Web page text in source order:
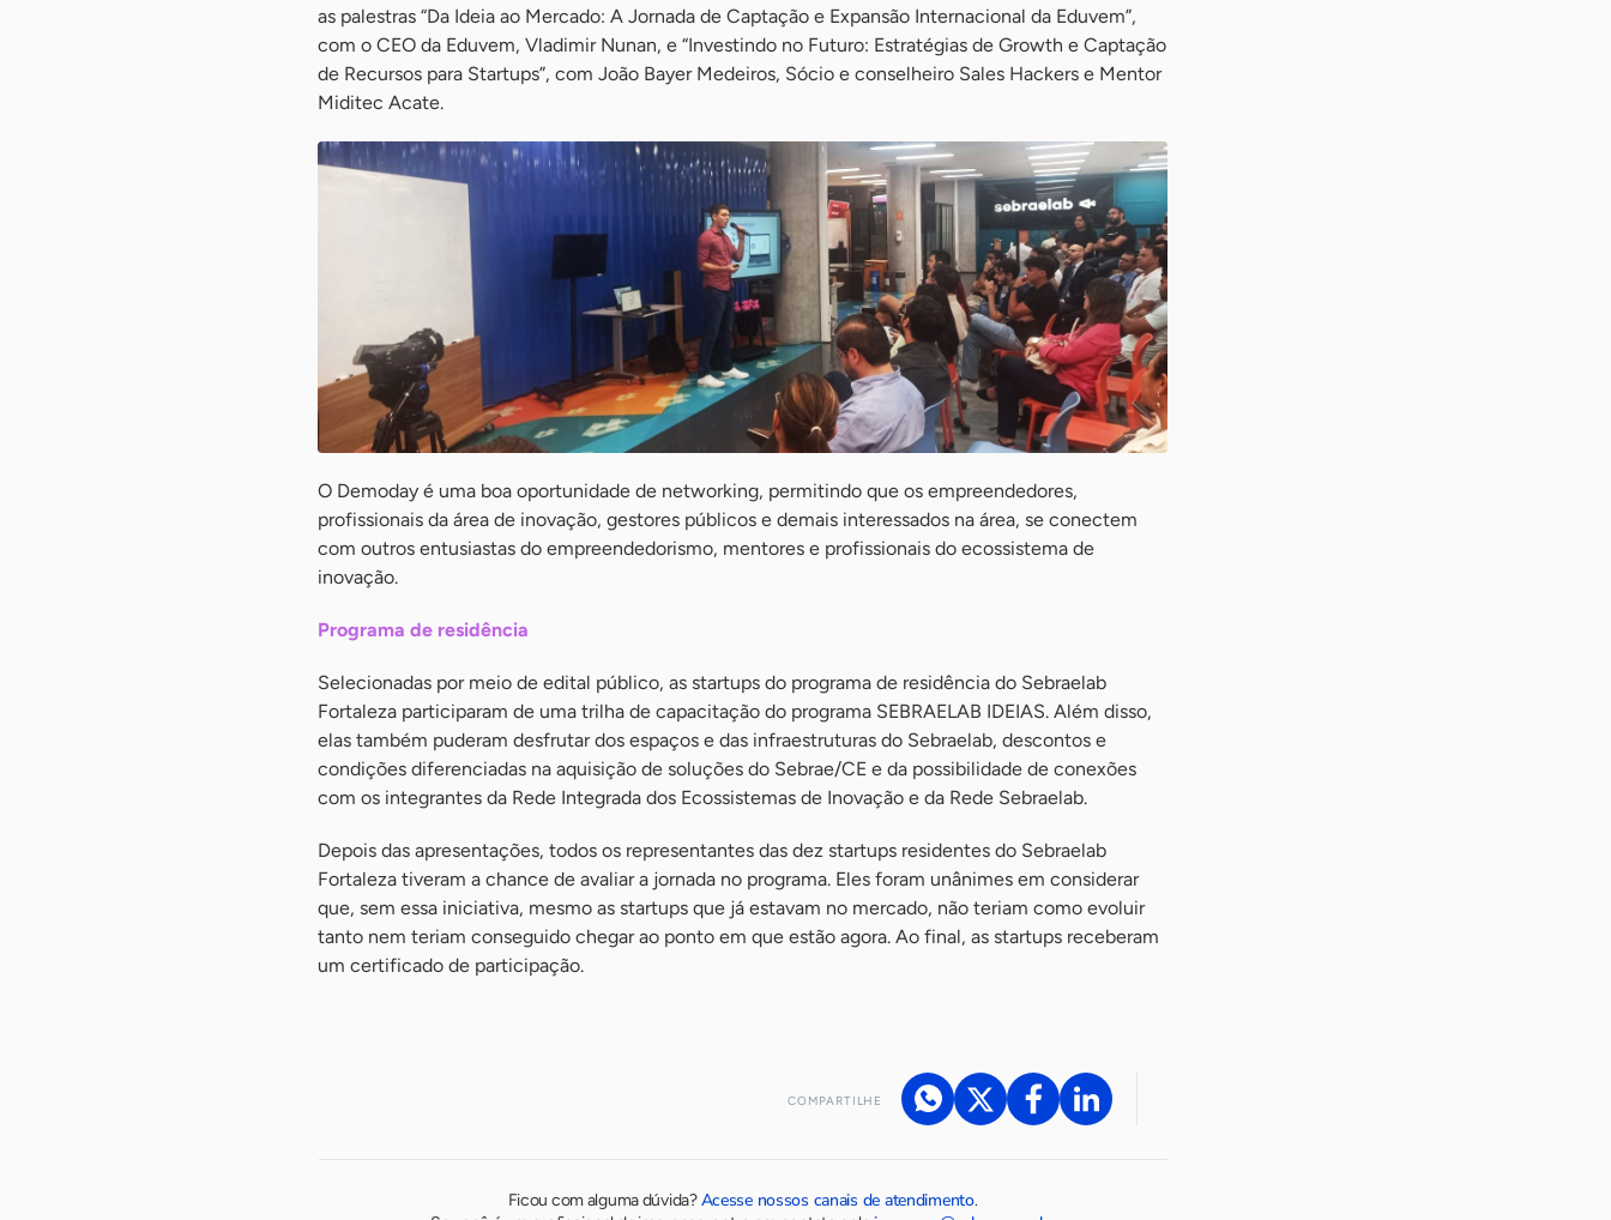
as palestras “Da Ideia ao Mercado: A Jornada de Captação e Expansão Internacional da Eduvem”,
com o CEO da Eduvem, Vladimir Nunan, e “Investindo no Futuro: Estratégias de Growth e Captação
de Recursos para Startups”, com João Bayer Medeiros, Sócio e conselheiro Sales Hackers e Mentor
Miditec Acate.
O Demoday é uma boa oportunidade de networking, permitindo que os empreendedores,
profissionais da área de inovação, gestores públicos e demais interessados na área, se conectem
com outros entusiastas do empreendedorismo, mentores e profissionais do ecossistema de
inovação.
Programa de residência
Selecionadas por meio de edital público, as startups do programa de residência do Sebraelab
Fortaleza participaram de uma trilha de capacitação do programa SEBRAELAB IDEIAS. Além disso,
elas também puderam desfrutar dos espaços e das infraestruturas do Sebraelab, descontos e
condições diferenciadas na aquisição de soluções do Sebrae/CE e da possibilidade de conexões
com os integrantes da Rede Integrada dos Ecossistemas de Inovação e da Rede Sebraelab.
Depois das apresentações, todos os representantes das dez startups residentes do Sebraelab
Fortaleza tiveram a chance de avaliar a jornada no programa. Eles foram unânimes em considerar
que, sem essa iniciativa, mesmo as startups que já estavam no mercado, não teriam como evoluir
tanto nem teriam conseguido chegar ao ponto em que estão agora. Ao final, as startups receberam
um certificado de participação.
COMPARTILHE
Ficou com alguma dúvida?Acesse nossos canais de atendimento.